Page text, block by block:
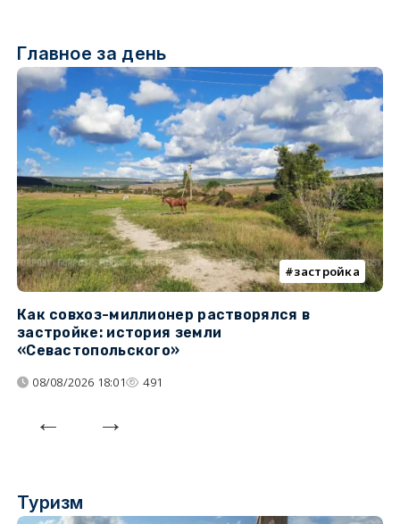
Главное за день
застройка
Как совхоз-миллионер растворялся в
застройке: история земли
«Севастопольского»
08/08/2026 18:01 491
Туризм